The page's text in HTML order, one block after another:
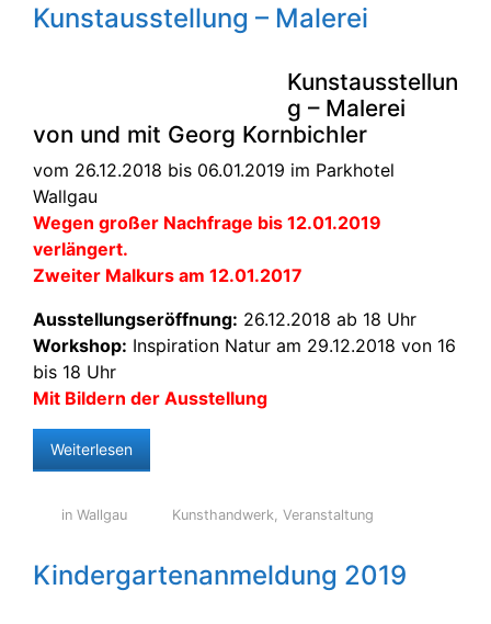
Kunstausstellung – Malerei
Kunstausstellun
g – Malerei
von und mit Georg Kornbichler
vom 26.12.2018 bis 06.01.2019 im Parkhotel
Wallgau
Wegen großer Nachfrage bis 12.01.2019
verlängert.
Zweiter Malkurs am 12.01.2017
Ausstellungseröffnung: 26.12.2018 ab 18 Uhr
Workshop: Inspiration Natur am 29.12.2018 von 16
bis 18 Uhr
Mit Bildern der Ausstellung
Weiterlesen
in Wallgau Kunsthandwerk,Veranstaltung
Kindergartenanmeldung 2019